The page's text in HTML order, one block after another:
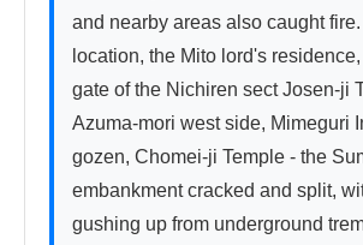
and nearby areas also caught
location, the Mito lord's
gate of the Nichiren sect Josen-ji
Azuma-mori west side, Mimeguri
gozen, Chomei-ji Temple - the
embankment cracked and split,
gushing up from underground